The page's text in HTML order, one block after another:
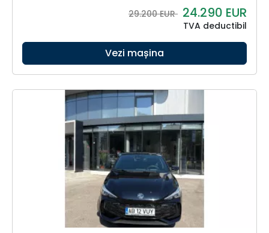
29.200 EUR 24.290 EUR
TVA deductibil
Vezi mașina